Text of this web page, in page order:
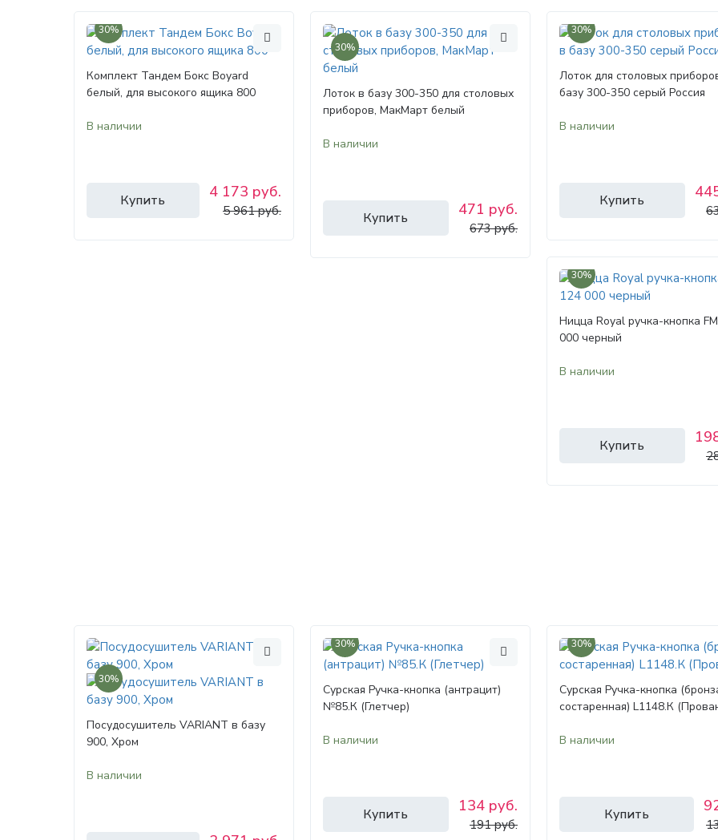
30%
Комплект Тандем Бокс Boyard
белый, для высокого ящика 800
В наличии
Купить 4 173 руб.
5 961 руб.
30%
Лоток в базу 300-350 для столовых
приборов, МакМарт белый
В наличии
Купить 471 руб.
673 руб.
30%
Лоток для столовых
базу 300-350 серый Россия
В наличии
Купить
30%
Ницца Royal ручка-кнопка
000 черный
В наличии
Купить
30%
Посудосушитель VARIANT в базу
900, Хром
В наличии
30%
Сурская Ручка-кнопка (антрацит)
№85.К (Глетчер)
В наличии
Купить 134 руб.
191 руб.
30%
Сурская Ручка-кнопка
состаренная) L1148.К
В наличии
Купить